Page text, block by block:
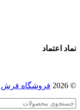
نماد اعتماد
© 2026 فروشگاه فرش